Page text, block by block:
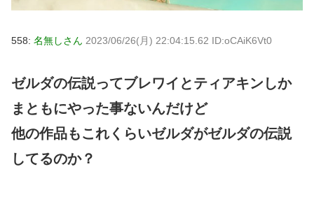
558: 名無しさん 2023/06/26(月) 22:04:15.62 ID:oCAiK6Vt0
ゼルダの伝説ってブレワイとティアキンしか
まともにやった事ないんだけど
他の作品もこれくらいゼルダがゼルダの伝説
してるのか？